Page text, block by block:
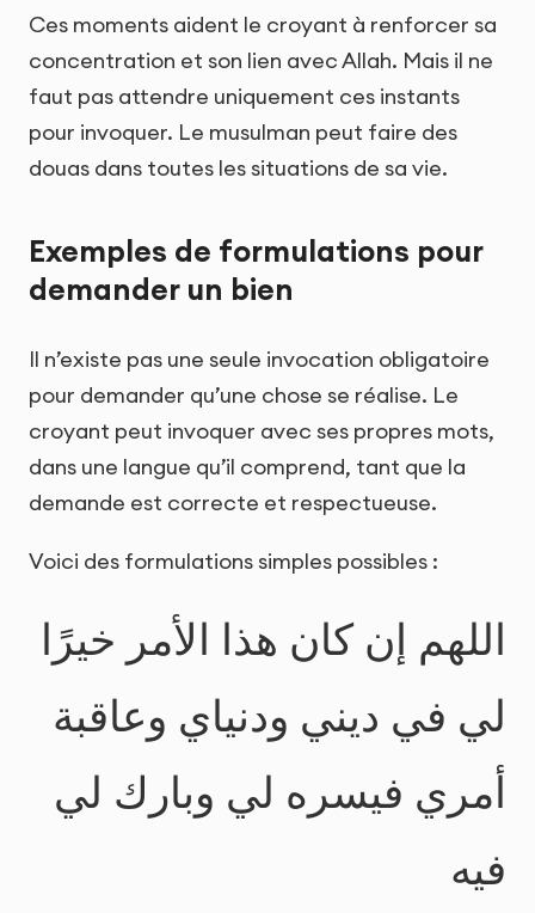
Ces moments aident le croyant à renforcer sa
concentration et son lien avec Allah. Mais il ne
faut pas attendre uniquement ces instants
pour invoquer. Le musulman peut faire des
douas dans toutes les situations de sa vie.
Exemples de formulations pour
demander un bien
Il n’existe pas une seule invocation obligatoire
pour demander qu’une chose se réalise. Le
croyant peut invoquer avec ses propres mots,
dans une langue qu’il comprend, tant que la
demande est correcte et respectueuse.
Voici des formulations simples possibles :
اللهم إن كان هذا الأمر خيرًا
لي في ديني ودنياي وعاقبة
أمري فيسره لي وبارك لي
فيه